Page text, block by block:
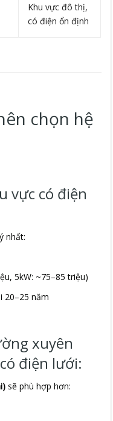
Khu vực đô thị,
có điện ổn định
chọn hệ
vực có điện
nhất:
5kW: ~75–85 triệu)
20–25 năm
xuyên
điện lưới:
sẽ phù hợp hơn: